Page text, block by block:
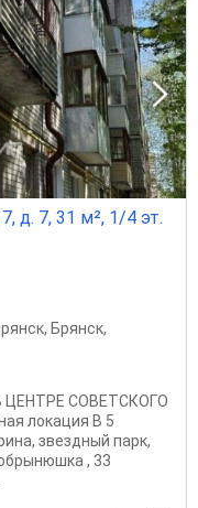
д. 7, 31 м², 1/4 эт.
, Брянск,
COBEТСКОГО
локация В 5
звездный парк,
, 33